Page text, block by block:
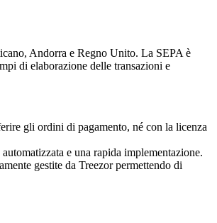
Andorra e Regno Unito. La SEPA è
di elaborazione delle transazioni e
gli ordini di pagamento, né con la licenza
e una rapida implementazione.
gestite da Treezor permettendo di